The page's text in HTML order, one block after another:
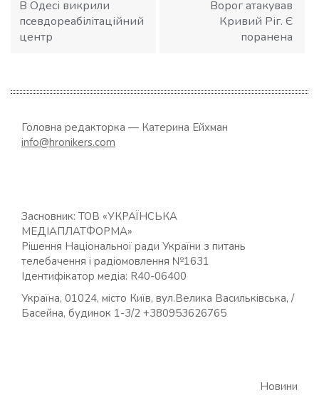
В Одесі викрили
псевдореабілітаційний
центр
Ворог атакував
Кривий Ріг. Є
поранена
Головна редакторка — Катерина Ейхман
info@hronikers.com
Засновник: ТОВ «УКРАЇНСЬКА
МЕДІАПЛАТФОРМА»
Рішення Національної ради України з питань
телебачення і радіомовлення №1631
Ідентифікатор медіа: R40-06400
Україна, 01024, місто Київ, вул.Велика Васильківська, /
Басейна, будинок 1-3/2 +380953626765
Новини